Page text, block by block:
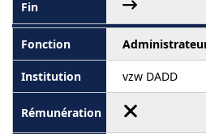
vzw DADD